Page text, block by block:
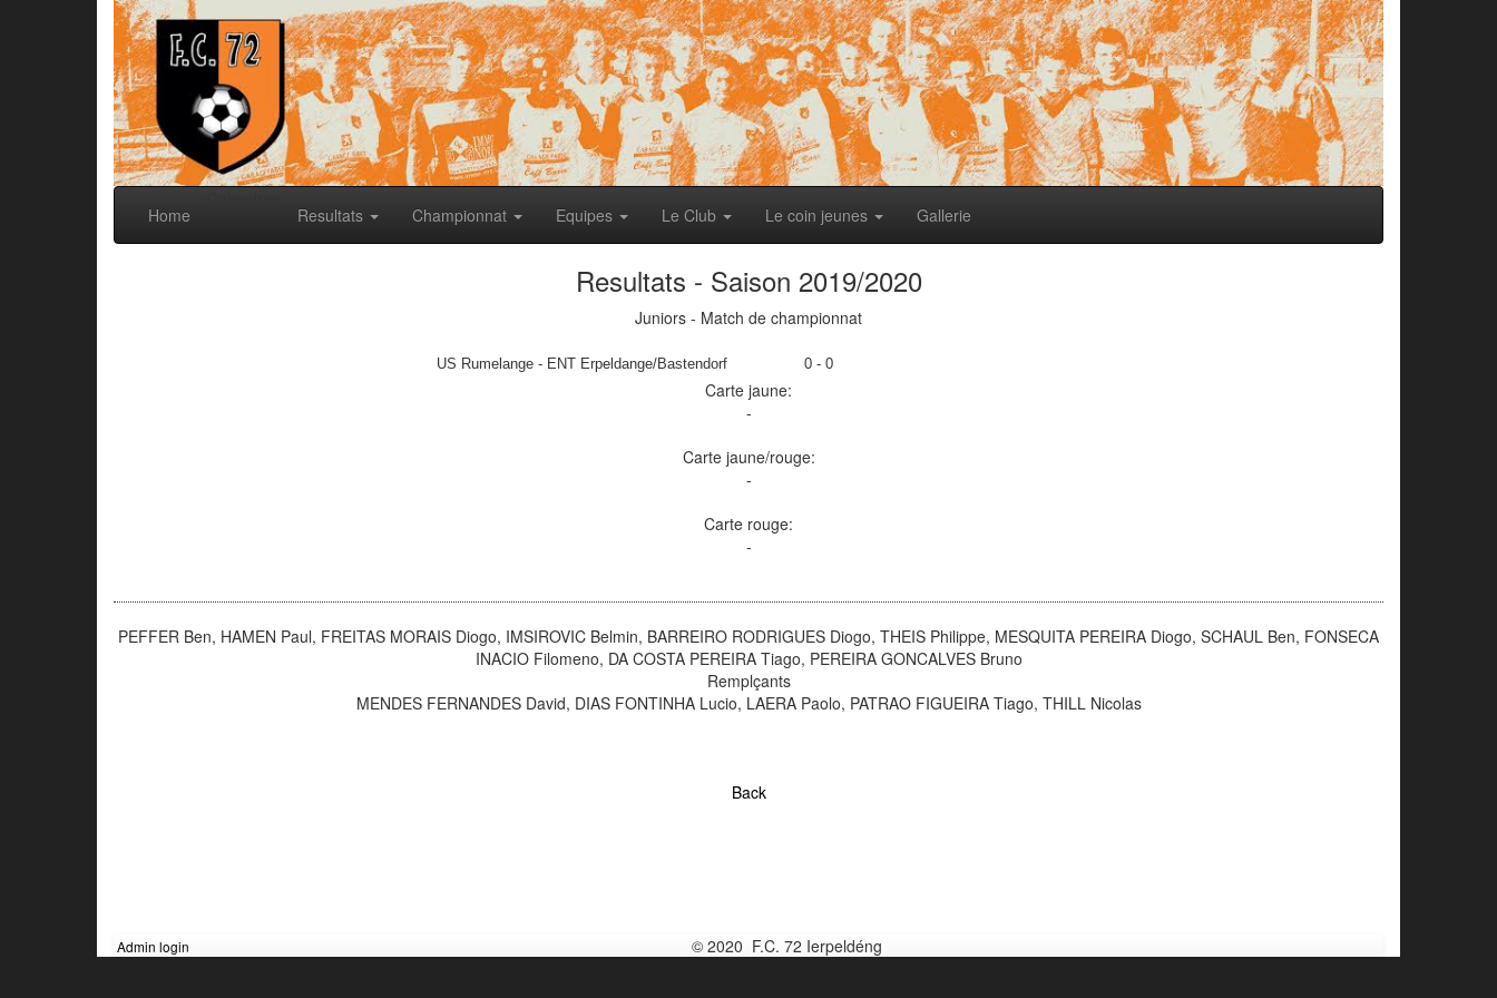
Home Resultats Championnat Equipes Le Club Le coin jeunes Gallerie
Resultats - Saison 2019/2020
Juniors - Match de championnat
US Rumelange - ENT Erpeldange/Bastendorf 0 - 0
Carte jaune:
-
Carte jaune/rouge:
-
Carte rouge:
-
PEFFER Ben, HAMEN Paul, FREITAS MORAIS Diogo, IMSIROVIC Belmin, BARREIRO RODRIGUES Diogo, THEIS Philippe, MESQUITA PEREIRA Diogo, SCHAUL Ben, FONSECA
INACIO Filomeno, DA COSTA PEREIRA Tiago, PEREIRA GONCALVES Bruno
Remplçants
MENDES FERNANDES David, DIAS FONTINHA Lucio, LAERA Paolo, PATRAO FIGUEIRA Tiago, THILL Nicolas
Back
Admin login © 2020 F.C. 72 Ierpeldéng